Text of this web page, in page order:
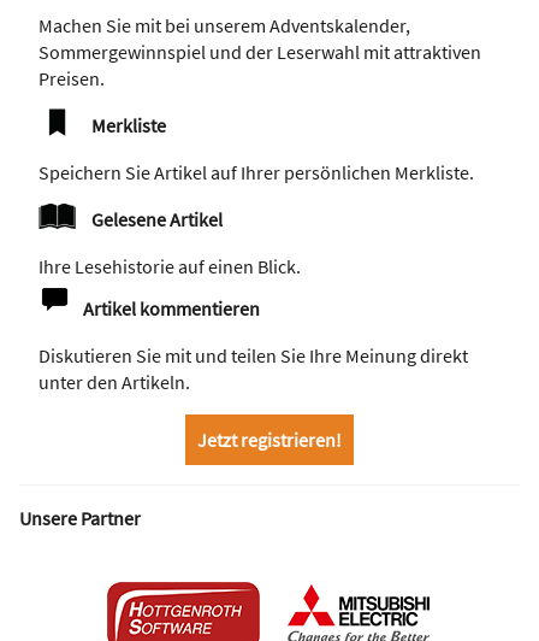
Machen Sie mit bei unserem Adventskalender,
Sommergewinnspiel und der Leserwahl mit attraktiven
Preisen.
Merkliste
Speichern Sie Artikel auf Ihrer persönlichen Merkliste.
Gelesene Artikel
Ihre Lesehistorie auf einen Blick.
Artikel kommentieren
Diskutieren Sie mit und teilen Sie Ihre Meinung direkt
unter den Artikeln.
Jetzt registrieren!
Unsere Partner